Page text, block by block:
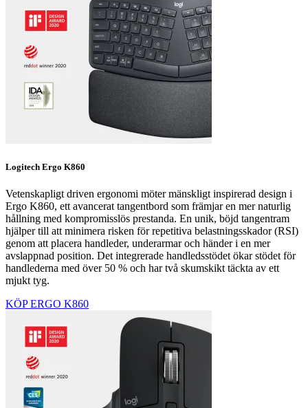
Logitech Ergo K860
Vetenskapligt driven ergonomi möter mänskligt inspirerad design i
Ergo K860, ett avancerat tangentbord som främjar en mer naturlig
hållning med kompromisslös prestanda. En unik, böjd tangentram
hjälper till att minimera risken för repetitiva belastningsskador (RSI)
genom att placera handleder, underarmar och händer i en mer
avslappnad position. Det integrerade handledsstödet ökar stödet för
handlederna med över 50 % och har två skumskikt täckta av ett
mjukt tyg.
KÖP ERGO K860